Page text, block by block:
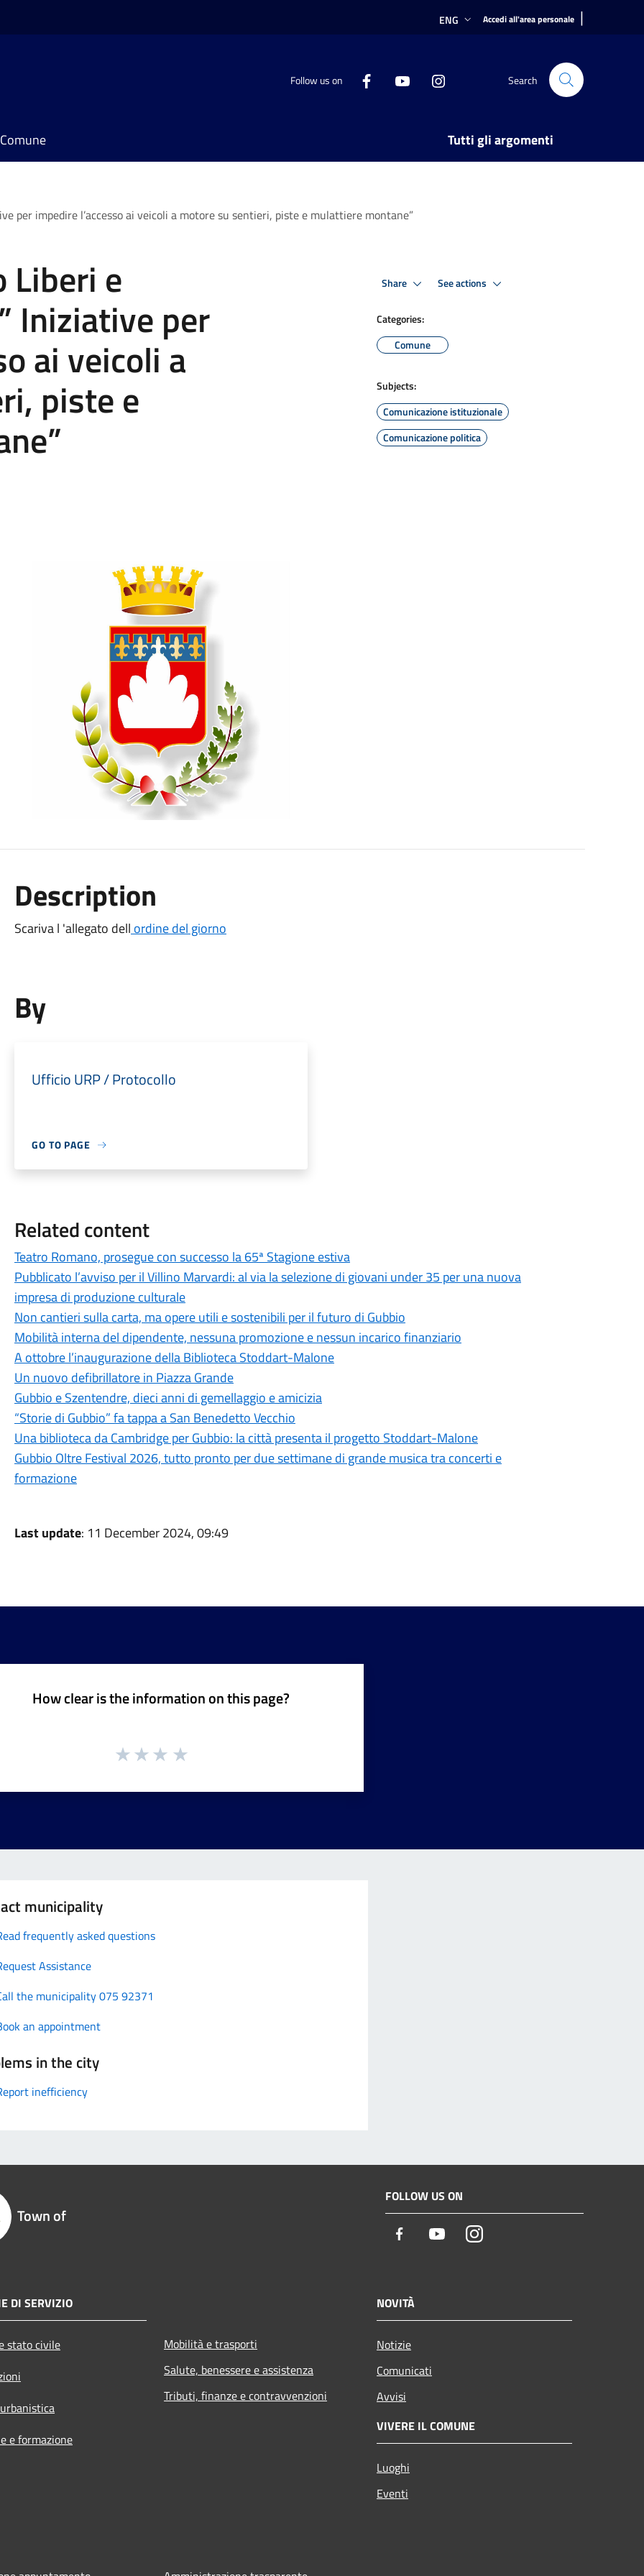
ENG Accedi all'area personale |
Follow us on Search
Tutti gli argomenti
per impedire l’accesso ai veicoli a motore su sentieri, piste e mulattiere montane”
Liberi e
Iniziative per
ai veicoli a
piste e
Share See actions
Categories:
Comune
Subjects:
Comunicazione istituzionale
Comunicazione politica
Description
Scariva l 'allegato dell ordine del giorno
By
Ufficio URP / Protocollo
GO TO PAGE
Related content
Teatro Romano, prosegue con successo la 65ª Stagione estiva
Pubblicato l’avviso per il Villino Marvardi: al via la selezione di giovani under 35 per una nuova
impresa di produzione culturale
Non cantieri sulla carta, ma opere utili e sostenibili per il futuro di Gubbio
Mobilità interna del dipendente, nessuna promozione e nessun incarico finanziario
A ottobre l’inaugurazione della Biblioteca Stoddart-Malone
Un nuovo defibrillatore in Piazza Grande
Gubbio e Szentendre, dieci anni di gemellaggio e amicizia
“Storie di Gubbio” fa tappa a San Benedetto Vecchio
Una biblioteca da Cambridge per Gubbio: la città presenta il progetto Stoddart-Malone
Gubbio Oltre Festival 2026, tutto pronto per due settimane di grande musica tra concerti e
formazione
Last update: 11 December 2024, 09:49
How clear is the information on this page?
municipality
frequently asked questions
Assistance
the municipality 075 92371
an appointment
in the city
inefficiency
Town of
FOLLOW US ON
Facebook YoutubeInstagram
DI SERVIZIO
stato civile
e formazione
Mobilità e trasporti
Salute, benessere e assistenza
Tributi, finanze e contravvenzioni
NOVITÀ
Notizie
Comunicati
Avvisi
VIVERE IL COMUNE
Luoghi
Eventi